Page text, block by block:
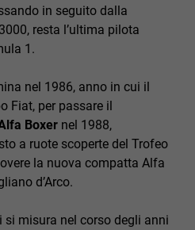
in seguito dalla
resta l’ultima pilota
1.
nel 1986, anno in cui il
Fiat, per passare il
Boxer nel 1988,
a ruote scoperte del Trofeo
la nuova compatta Alfa
d’Arco.
si misura nel corso degli anni